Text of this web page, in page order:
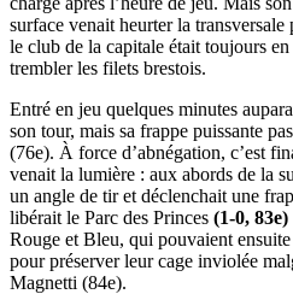
surface venait heurter la
le club de la capitale était toujours
trembler les filets brestois.
Entré en jeu quelques minutes
son tour, mais sa frappe puissante
(76e). À force d’abnégation, c’est
venait la lumière : aux abords de la
un angle de tir et déclenchait une
libérait le Parc des Princes (1-0, 83e)
Rouge et Bleu, qui pouvaient
pour préserver leur cage inviolée
Magnetti (84e).